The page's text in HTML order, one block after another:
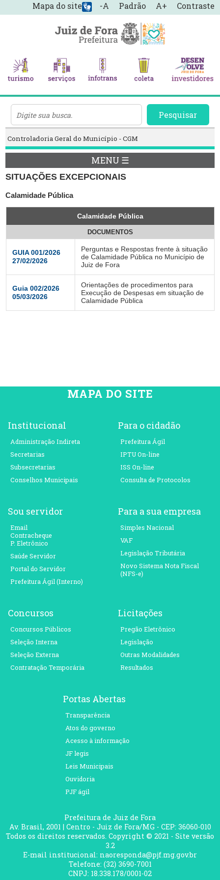
-A Padrão A+ Contraste
Mapa do site
Pesquisar
Controladoria Geral do Município - CGM
MENU ☰
SITUAÇÕES EXCEPCIONAIS
Calamidade Pública
Calamidade Pública
DOCUMENTOS
GUIA 001/2026
27/02/2026
Perguntas e Respostas frente à situação
de Calamidade Pública no Município de
Juiz de Fora
Guia 002/2026
05/03/2026
Orientações de procedimentos para
Execução de Despesas em situação de
Calamidade Pública
MAPA DO SITE
Institucional
Administração Indireta
Secretarias
Subsecretarias
Conselhos Municipais
Para o cidadão
Prefeitura Ágil
IPTU On-line
ISS On-line
Consulta de Protocolos
Sou servidor
Email
Contracheque
P. Eletrônico
Saúde Servidor
Portal do Servidor
Prefeitura Ágil (Interno)
Para a sua empresa
Simples Nacional
VAF
Legislação Tributária
Novo Sistema Nota Fiscal
(NFS-e)
Concursos
Concursos Públicos
Seleção Interna
Seleção Externa
Contratação Temporária
Licitações
Pregão Eletrônico
Legislação
Outras Modalidades
Resultados
Portas Abertas
Transparência
Atos do governo
Acesso à informação
JF legis
Leis Municipais
Ouvidoria
PJF ágil
Prefeitura de Juiz de Fora
Av. Brasil, 2001 | Centro - Juiz de Fora/MG - CEP: 36060-010
Todos os direitos reservados. Copyright © 2021 - Site versão
3.2
E-mail institucional: naoresponda@pjf.mg.gov.br
Telefone: (32) 3690-7001
CNPJ: 18.338.178/0001-02